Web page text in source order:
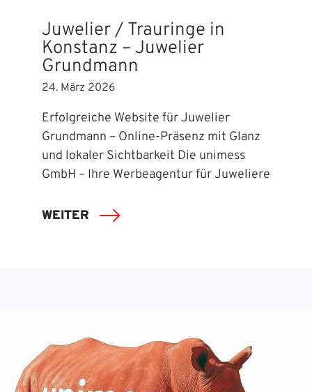
Juwelier / Trauringe in
Konstanz – Juwelier
Grundmann
24. März 2026
Erfolgreiche Website für Juwelier
Grundmann – Online-Präsenz mit Glanz
und lokaler Sichtbarkeit Die unimess
GmbH – Ihre Werbeagentur für Juweliere
WEITER